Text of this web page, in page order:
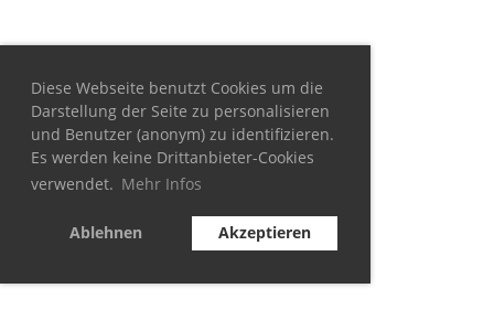
Diese Webseite benutzt Cookies um die
Darstellung der Seite zu personalisieren
und Benutzer (anonym) zu identifizieren.
Es werden keine Drittanbieter-Cookies
verwendet. Mehr Infos
Ablehnen Akzeptieren